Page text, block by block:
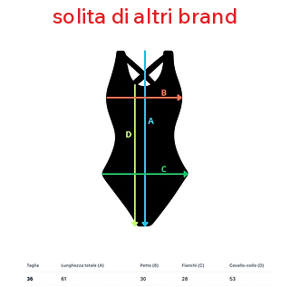
solita di altri brand